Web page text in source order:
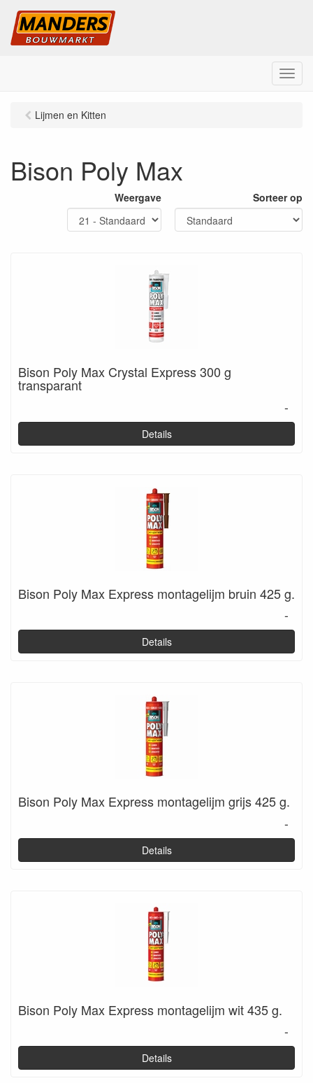
M
e
Lijmen en Kitten
Bison Poly Max
Weergave Sorteer op
Bison Poly Max Crystal Express 300 g
transparant
-
Details
Bison Poly Max Express montagelijm bruin 425 g.
-
Details
Bison Poly Max Express montagelijm grijs 425 g.
-
Details
Bison Poly Max Express montagelijm wit 435 g.
-
Details